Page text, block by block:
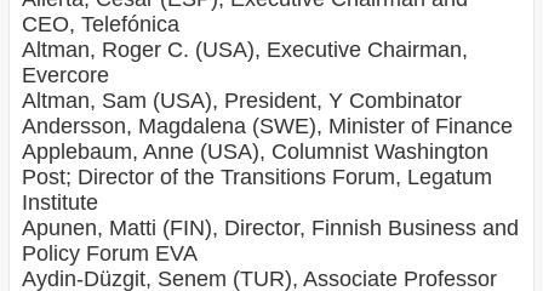
CEO, Telefónica
Altman, Roger C. (USA), Executive Chairman,
Evercore
Altman, Sam (USA), President, Y Combinator
Andersson, Magdalena (SWE), Minister of Finance
Applebaum, Anne (USA), Columnist Washington
Post; Director of the Transitions Forum, Legatum
Institute
Apunen, Matti (FIN), Director, Finnish Business and
Policy Forum EVA
Aydin-Düzgit, Senem (TUR), Associate Professor